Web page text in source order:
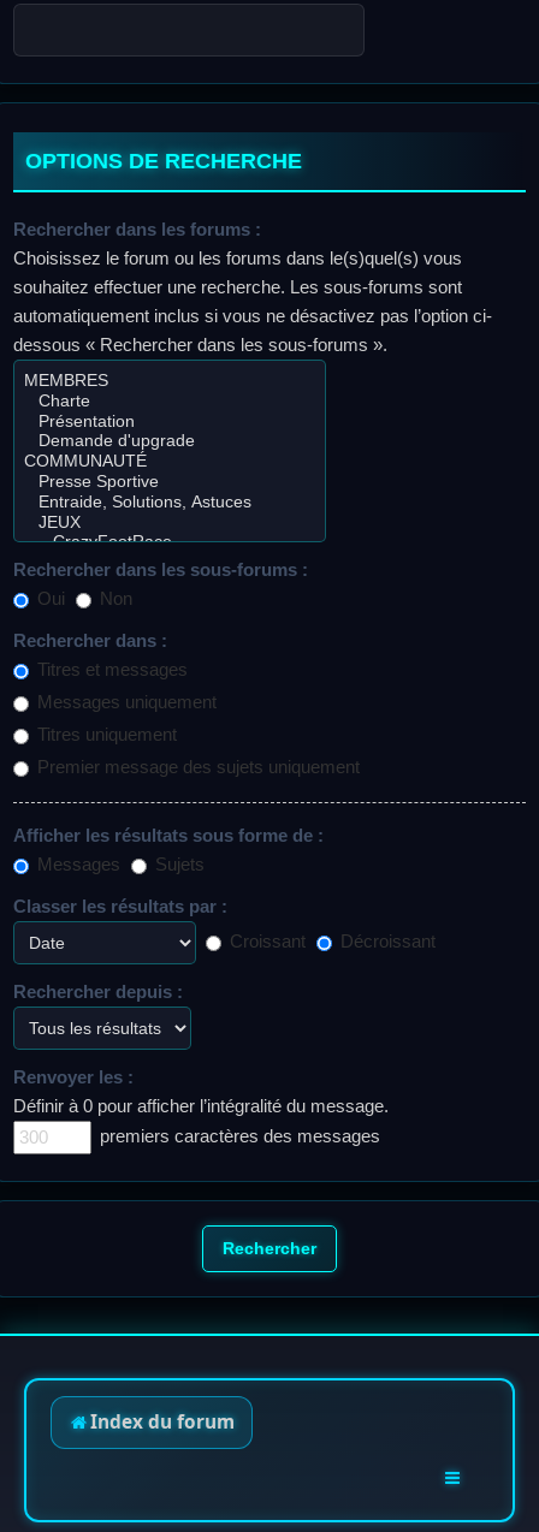
OPTIONS DE RECHERCHE
Rechercher dans les forums :
Choisissez le forum ou les forums dans le(s)quel(s) vous
souhaitez effectuer une recherche. Les sous-forums sont
automatiquement inclus si vous ne désactivez pas l’option ci-
dessous « Rechercher dans les sous-forums ».
Rechercher dans les sous-forums :
Oui
Non
Rechercher dans :
Titres et messages
Messages uniquement
Titres uniquement
Premier message des sujets uniquement
Afficher les résultats sous forme de :
Messages
Sujets
Classer les résultats par :
Croissant
Décroissant
Rechercher depuis :
Renvoyer les :
Définir à 0 pour afficher l’intégralité du message.
premiers caractères des messages
Index du forum